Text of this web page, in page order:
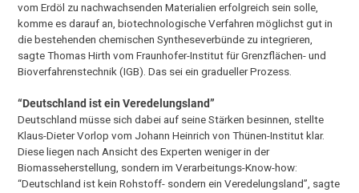
vom Erdöl zu nachwachsenden Materialien erfolgreich sein solle,
komme es darauf an, biotechnologische Verfahren möglichst gut in
die bestehenden chemischen Syntheseverbünde zu integrieren,
sagte Thomas Hirth vom Fraunhofer-Institut für Grenzflächen- und
Bioverfahrenstechnik (IGB). Das sei ein gradueller Prozess.
“Deutschland ist ein Veredelungsland”
Deutschland müsse sich dabei auf seine Stärken besinnen, stellte
Klaus-Dieter Vorlop vom Johann Heinrich von Thünen-Institut klar.
Diese liegen nach Ansicht des Experten weniger in der
Biomasseherstellung, sondern im Verarbeitungs-Know-how:
“Deutschland ist kein Rohstoff- sondern ein Veredelungsland”, sagte